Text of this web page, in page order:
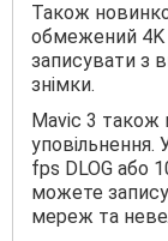
Також
обмежений 4K
записувати з
знімки.
Mavic 3 також
уповільнення.
fps DLOG або
можете
мереж та